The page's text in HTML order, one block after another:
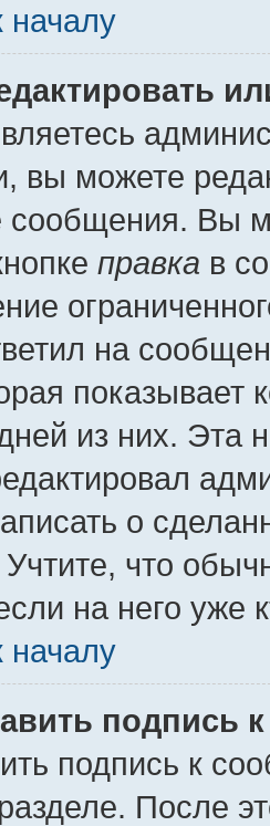
началу
вы можете
сообщения. Вы
правка в
на
показывает
из них. Эта
о
что
на него уже
началу
подпись
подпись к
После